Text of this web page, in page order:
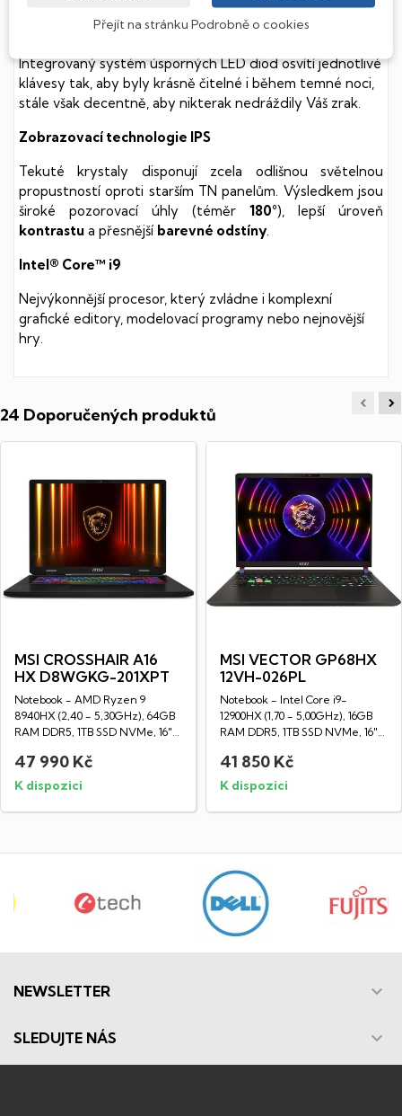
Podsvícená klávesnice
Integrovaný systém úsporných LED diod osvítí jednotlivé
klávesy tak, aby byly krásně čitelné i během temné noci,
stále však decentně, aby nikterak nedráždily Váš zrak.
Zobrazovací technologie IPS
Tekuté krystaly disponují zcela odlišnou světelnou
propustností oproti starším TN panelům. Výsledkem jsou
široké pozorovací úhly (téměr 180°), lepší úroveň
kontrastu a přesnější barevné odstíny
Intel® Core™ i9
Nejvýkonnější procesor, který zvládne i komplexní
grafické editory, modelovací programy nebo nejnovější
hry.
24 Doporučených produktů
MSI CROSSHAIR A16
HX D8WGKG-201XPT
Notebook - AMD Ryzen 9
8940HX (2,40 - 5,30GHz), 64GB
RAM DDR5, 1TB SSD NVMe, 16"
47 990 Kč
K dispozici
MSI VECTOR GP68HX
12VH-026PL
Notebook - Intel Core i9-
12900HX (1,70 - 5,00GHz), 16GB
RAM DDR5, 1TB SSD NVMe, 16"
41 850 Kč
K dispozici
NEWSLETTER 
SLEDUJTE NÁS 
Přejít na stránku Podrobně o cookies